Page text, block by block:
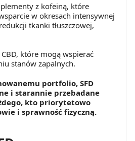
z kofeiną, które
w okresach intensywnej
tkanki tłuszczowej,
które mogą wspierać
stanów zapalnych.
portfolio, SFD
i starannie przebadane
kto priorytetowo
i sprawność fizyczną.